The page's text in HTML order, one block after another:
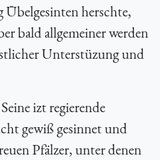
herschte,
bald allgemeiner werden
Unterstüzung und
izt regierende
gewiß gesinnet und
Pfälzer, unter denen